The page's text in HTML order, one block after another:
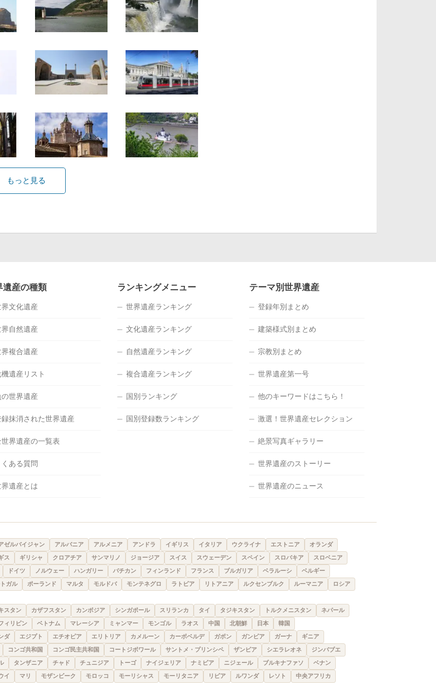
もっと見る
遺産の種類
文化遺産
自然遺産
複合遺産
遺産リスト
世界遺産
録抹消された世界遺産
世界遺産の一覧表
ある質問
遺産とは
ランキングメニュー
世界遺産ランキング
文化遺産ランキング
自然遺産ランキング
複合遺産ランキング
国別ランキング
国別登録数ランキング
テーマ別世界遺産
登録年別まとめ
建築様式別まとめ
宗教別まとめ
世界遺産第一号
他のキーワードはこちら！
激選！世界遺産セレクション
絶景写真ギャラリー
世界遺産のストーリー
世界遺産のニュース
ゼルバイジャン アルバニア アルメニア アンドラ イギリス イタリア ウクライナ エストニア
オランダ
ス
ギリシャ クロアチア サンマリノ ジョージア スイス スウェーデン スペイン スロバキア
スロベニア
ドイツ
ノルウェー ハンガリー バチカン フィンランド フランス ブルガリア ベラルーシ
ベルギー
ガル
ポーランド マルタ モルドバ モンテネグロ ラトビア リトアニア ルクセンブルク ルーマニア ロシア
スタン カザフスタン カンボジア シンガポール スリランカ タイ タジキスタン トルクメニスタン
ネパール
ィリピン
ベトナム マレーシア ミャンマー モンゴル ラオス 中国 北朝鮮 日本
韓国
ダ
エジプト エチオピア エリトリア カメルーン カーボベルデ ガボン ガンビア ガーナ
ギニア
コンゴ共和国
コンゴ民主共和国 コートジボワール サントメ・プリンシペ ザンビア シエラレオネ
ジンバブエ
タンザニア チャド チュニジア トーゴ ナイジェリア ナミビア ニジェール ブルキナファソ
ベナン
イ
マリ モザンビーク モロッコ モーリシャス モーリタニア リビア ルワンダ レソト 中央アフリカ